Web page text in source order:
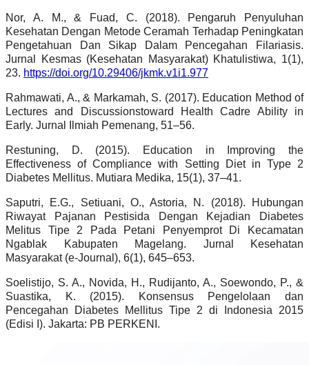
Nor, A. M., & Fuad, C. (2018). Pengaruh Penyuluhan
Kesehatan Dengan Metode Ceramah Terhadap Peningkatan
Pengetahuan Dan Sikap Dalam Pencegahan Filariasis.
Jurnal Kesmas (Kesehatan Masyarakat) Khatulistiwa, 1(1),
23. https://doi.org/10.29406/jkmk.v1i1.977
Rahmawati, A., & Markamah, S. (2017). Education Method of
Lectures and Discussionstoward Health Cadre Ability in
Early. Jurnal Ilmiah Pemenang, 51–56.
Restuning, D. (2015). Education in Improving the
Effectiveness of Compliance with Setting Diet in Type 2
Diabetes Mellitus. Mutiara Medika, 15(1), 37–41.
Saputri, E.G., Setiuani, O., Astoria, N. (2018). Hubungan
Riwayat Pajanan Pestisida Dengan Kejadian Diabetes
Melitus Tipe 2 Pada Petani Penyemprot Di Kecamatan
Ngablak Kabupaten Magelang. Jurnal Kesehatan
Masyarakat (e-Journal), 6(1), 645–653.
Soelistijo, S. A., Novida, H., Rudijanto, A., Soewondo, P., &
Suastika, K. (2015). Konsensus Pengelolaan dan
Pencegahan Diabetes Mellitus Tipe 2 di Indonesia 2015
(Edisi I). Jakarta: PB PERKENI.